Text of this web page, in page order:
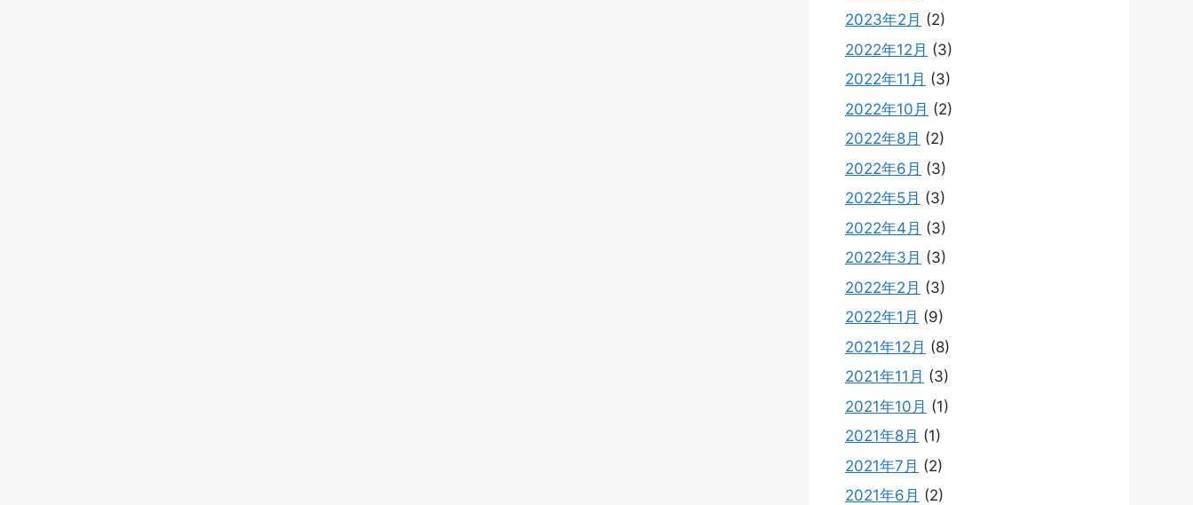
2023年2月 (2)
2022年12月 (3)
2022年11月 (3)
2022年10月 (2)
2022年8月 (2)
2022年6月 (3)
2022年5月 (3)
2022年4月 (3)
2022年3月 (3)
2022年2月 (3)
2022年1月 (9)
2021年12月 (8)
2021年11月 (3)
2021年10月 (1)
2021年8月 (1)
2021年7月 (2)
2021年6月 (2)